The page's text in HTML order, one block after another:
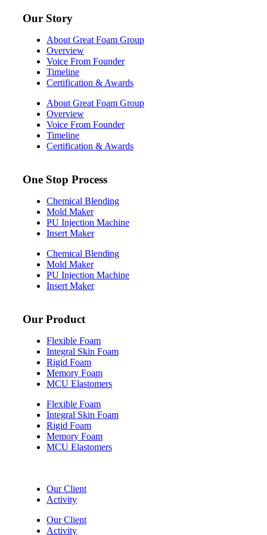
Our Story
About Great Foam Group
Overview
Voice From Founder
Timeline
Certification & Awards
About Great Foam Group
Overview
Voice From Founder
Timeline
Certification & Awards
One Stop Process
Chemical Blending
Mold Maker
PU Injection Machine
Insert Maker
Chemical Blending
Mold Maker
PU Injection Machine
Insert Maker
Our Product
Flexible Foam
Integral Skin Foam
Rigid Foam
Memory Foam
MCU Elastomers
Flexible Foam
Integral Skin Foam
Rigid Foam
Memory Foam
MCU Elastomers
Our Client
Activity
Our Client
Activity